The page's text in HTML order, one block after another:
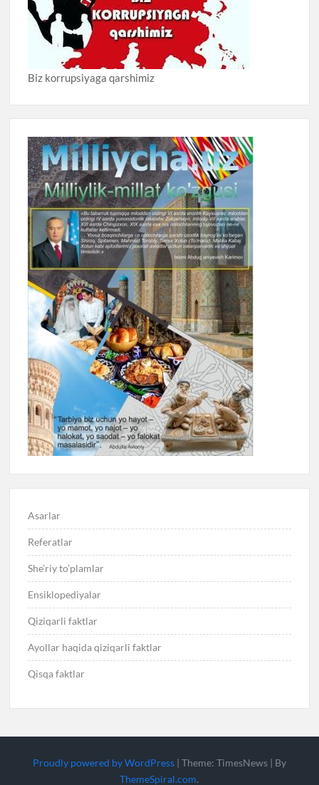
Biz korrupsiyaga qarshimiz
Asarlar
Referatlar
She’riy to’plamlar
Ensiklopediyalar
Qiziqarli faktlar
Ayollar haqida qiziqarli faktlar
Qisqa faktlar
Proudly powered by WordPress | Theme: TimesNews | By
ThemeSpiral.com.